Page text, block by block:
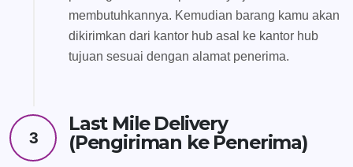
membutuhkannya. Kemudian barang kamu akan
dikirimkan dari kantor hub asal ke kantor hub
tujuan sesuai dengan alamat penerima.
3
Last Mile Delivery
(Pengiriman ke Penerima)